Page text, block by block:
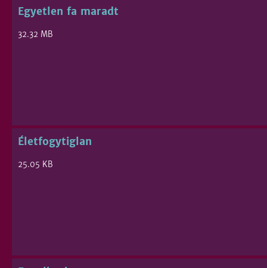
Egyetlen fa maradt
32.32 MB
Életfogytiglan
25.05 KB